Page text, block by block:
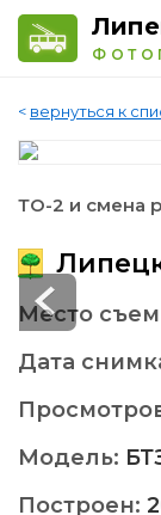
< вернуться к
ТО-2 и смена
Место
Дата
Модель:
Построен: